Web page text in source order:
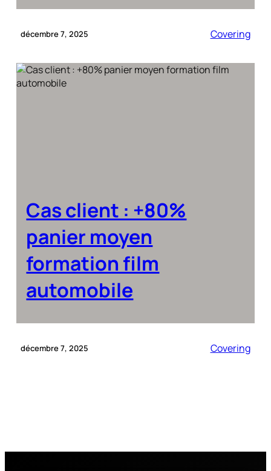
décembre 7, 2025 Covering
Cas client : +80%
panier moyen
formation film
automobile
décembre 7, 2025 Covering